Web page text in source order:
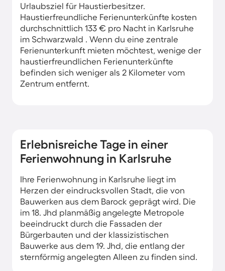
Urlaubsziel für Haustierbesitzer.
Haustierfreundliche Ferienunterkünfte kosten
durchschnittlich 133 € pro Nacht in Karlsruhe
im Schwarzwald . Wenn du eine zentrale
Ferienunterkunft mieten möchtest, wenige der
haustierfreundlichen Ferienunterkünfte
befinden sich weniger als 2 Kilometer vom
Zentrum entfernt.
Erlebnisreiche Tage in einer
Ferienwohnung in Karlsruhe
Ihre Ferienwohnung in Karlsruhe liegt im
Herzen der eindrucksvollen Stadt, die von
Bauwerken aus dem Barock geprägt wird. Die
im 18. Jhd planmäßig angelegte Metropole
beeindruckt durch die Fassaden der
Bürgerbauten und der klassizistischen
Bauwerke aus dem 19. Jhd, die entlang der
sternförmig angelegten Alleen zu finden sind.